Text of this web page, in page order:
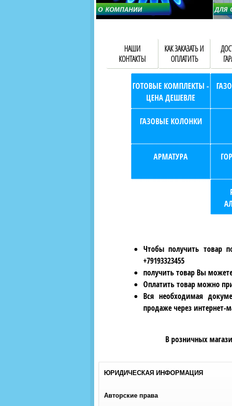
НАШИ
КОНТАКТЫ
КАК ЗАКАЗАТЬ И
ОПЛАТИТЬ
ГОТОВЫЕ КОМПЛЕКТЫ -
ЦЕНА ДЕШЕВЛЕ
ГАЗОВЫЕ КОЛОНКИ
АРМАТУРА
Чтобы получить товар
+79193323455
получить товар Вы
Оплатить товар можно
Вся необходимая
продаже через
В розничных
ЮРИДИЧЕСКАЯ ИНФОРМАЦИЯ
Авторские права